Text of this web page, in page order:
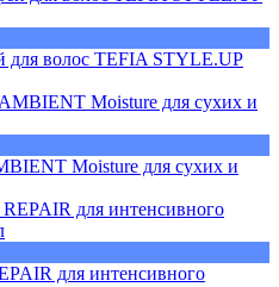
волос TEFIA STYLE.UP
Moisture для сухих и
для интенсивного